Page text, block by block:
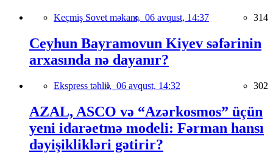
Keçmiş Sovet məkanı, 06 avqust, 14:37 314
Ceyhun Bayramovun Kiyev səfərinin
arxasında nə dayanır?
Ekspress təhlil, 06 avqust, 14:32 302
AZAL, ASCO və “Azərkosmos” üçün
yeni idarəetmə modeli: Fərman hansı
dəyişiklikləri gətirir?